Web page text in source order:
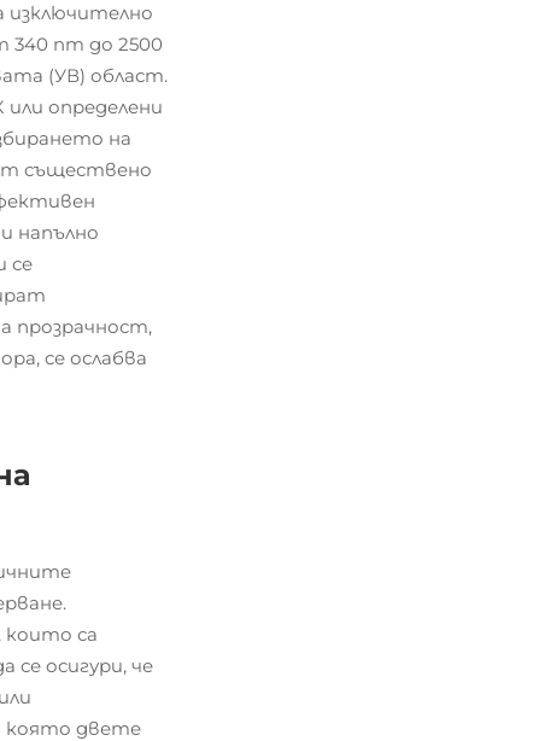
nm до 2500
(УВ) област.
определени
на
съществено
напълно
се
прозрачност,
се ослабва
които са
се осигури, че
която двете